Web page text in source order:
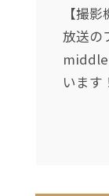
【撮
放送の
middle
います